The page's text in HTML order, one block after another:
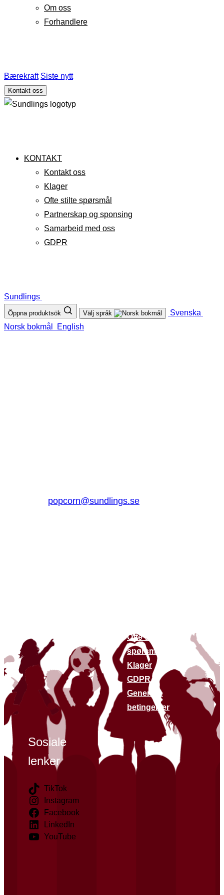
Om oss
Forhandlere
Bærekraft Siste nytt
Kontakt oss
KONTAKT
Kontakt oss
Klager
Ofte stilte spørsmål
Partnerskap og sponsing
Samarbeid med oss
GDPR
Sundlings
Öppna produktsök Välj språk
Svenska
Norsk bokmål
English
popcorn@sundlings.se
Ofte stilte
spørsmål
Klager
GDPR
Generelle
betingelser
Sosiale
lenker
TikTok
Instagram
Facebook
LinkedIn
YouTube